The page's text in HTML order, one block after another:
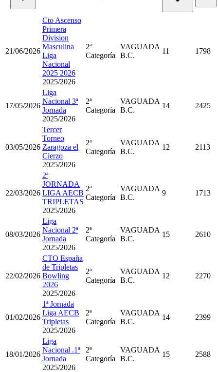
21/06/2026
Cto Ascenso
Primera
Division
Masculina
Liga
Nacional
2025 2026
2025/2026
2ª
Categoría
VAGUADA
B.C.
11 1798
17/05/2026
Liga
Nacional 3ª
Jornada
2025/2026
2ª
Categoría
VAGUADA
B.C.
14 2425
03/05/2026
Tercer
Torneo
Zaragoza el
Cierzo
2025/2026
2ª
Categoría
VAGUADA
B.C.
12 2113
22/03/2026
2ª
JORNADA
LIGA AECB
TRIPLETAS
2025/2026
2ª
Categoría
VAGUADA
B.C.
9 1713
08/03/2026
Liga
Nacional 2ª
Jornada
2025/2026
2ª
Categoría
VAGUADA
B.C.
15 2610
22/02/2026
CTO España
de Tripletas
Bowling
2026
2025/2026
2ª
Categoría
VAGUADA
B.C.
12 2270
01/02/2026
1ª Jornada
Liga AECB
Tripletas
2025/2026
2ª
Categoría
VAGUADA
B.C.
14 2399
18/01/2026
Liga
Nacional .1ª
Jornada
2025/2026
2ª
Categoría
VAGUADA
B.C.
15 2588